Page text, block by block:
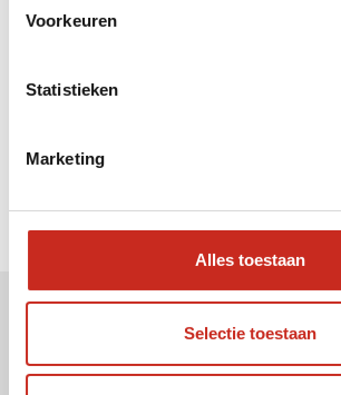
Voorkeuren
Statistieken
Marketing
Alles toestaan
Selectie toestaan
Uw e-mail adres: